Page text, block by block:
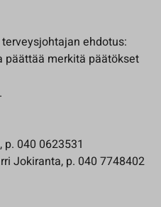
ehdotus:
päättää merkitä päätökset
040 0623531
Jokiranta, p. 040 7748402